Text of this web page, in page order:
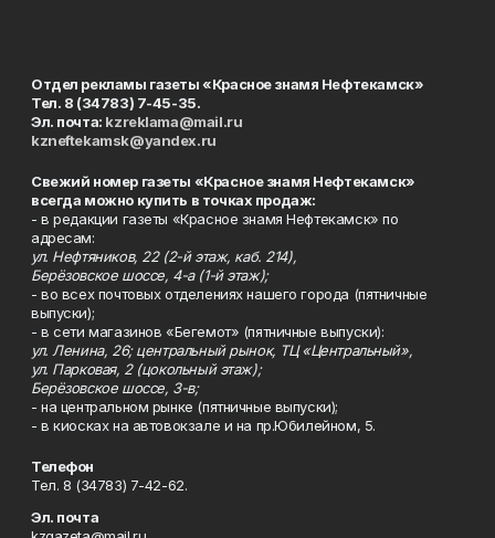
Отдел рекламы газеты «Красное знамя Нефтекамск»
Тел. 8 (34783) 7-45-35.
Эл. почта: kzreklama@mail.ru
kzneftekamsk@yandex.ru
Свежий номер газеты «Красное знамя Нефтекамск»
всегда можно купить в точках продаж:
- в редакции газеты «Красное знамя Нефтекамск» по
адресам:
ул. Нефтяников, 22 (2-й этаж, каб. 214),
Берёзовское шоссе, 4-а (1-й этаж);
- во всех почтовых отделениях нашего города (пятничные
выпуски);
- в сети магазинов «Бегемот» (пятничные выпуски):
ул. Ленина, 26; центральный рынок, ТЦ «Центральный»,
ул. Парковая, 2 (цокольный этаж);
Берёзовское шоссе, 3-в;
- на центральном рынке (пятничные выпуски);
- в киосках на автовокзале и на пр.Юбилейном, 5.
Телефон
Тел. 8 (34783) 7-42-62.
Эл. почта